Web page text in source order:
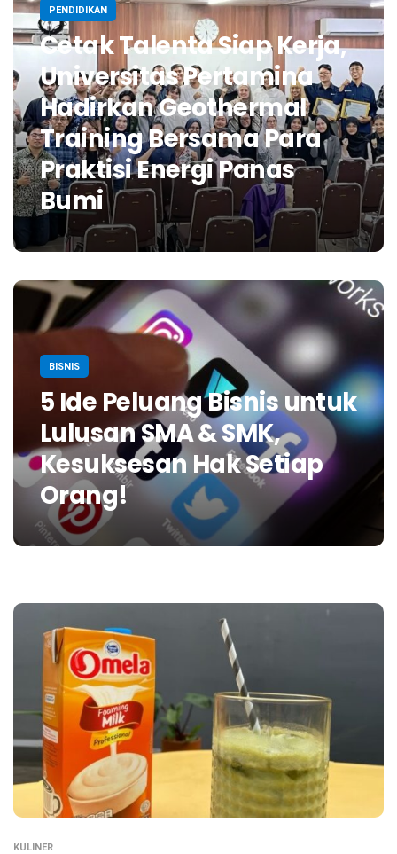
PENDIDIKAN
Cetak Talenta Siap Kerja,
Universitas Pertamina
Hadirkan Geothermal
Training Bersama Para
Praktisi Energi Panas
Bumi
BISNIS
5 Ide Peluang Bisnis untuk
Lulusan SMA & SMK,
Kesuksesan Hak Setiap
Orang!
KULINER